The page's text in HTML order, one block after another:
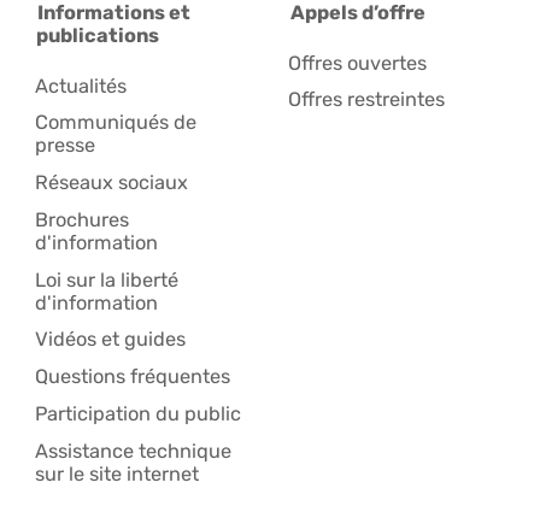
Informations et
publications
Actualités
Communiqués de
presse
Réseaux sociaux
Brochures
d'information
Loi sur la liberté
d'information
Vidéos et guides
Questions fréquentes
Participation du public
Assistance technique
sur le site internet
Appels d’offre
Offres ouvertes
Offres restreintes